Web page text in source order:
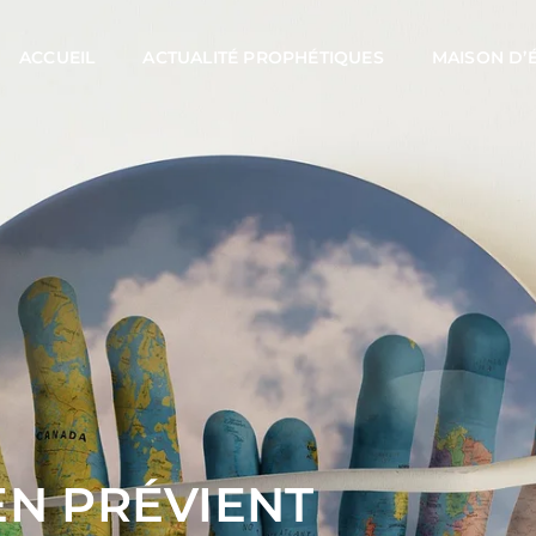
ACCUEIL ACTUALITÉ PROPHÉTIQUES MAISON
PRÉVIENT